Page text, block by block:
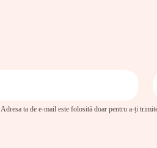
Adresa ta de e-mail este folosită doar pentru a-ți